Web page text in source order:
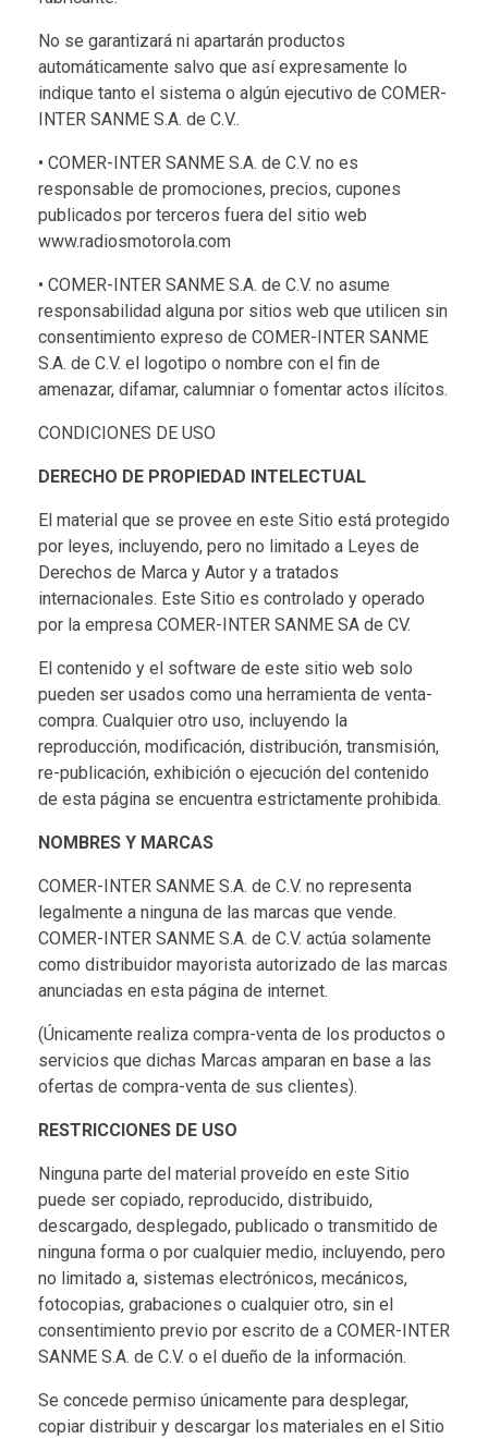
No se garantizará ni apartarán productos
automáticamente salvo que así expresamente lo
indique tanto el sistema o algún ejecutivo de COMER-
INTER SANME S.A. de C.V..
• COMER-INTER SANME S.A. de C.V. no es
responsable de promociones, precios, cupones
publicados por terceros fuera del sitio web
www.radiosmotorola.com
• COMER-INTER SANME S.A. de C.V. no asume
responsabilidad alguna por sitios web que utilicen sin
consentimiento expreso de COMER-INTER SANME
S.A. de C.V. el logotipo o nombre con el fin de
amenazar, difamar, calumniar o fomentar actos ilícitos.
CONDICIONES DE USO
DERECHO DE PROPIEDAD INTELECTUAL
El material que se provee en este Sitio está protegido
por leyes, incluyendo, pero no limitado a Leyes de
Derechos de Marca y Autor y a tratados
internacionales. Este Sitio es controlado y operado
por la empresa COMER-INTER SANME SA de CV.
El contenido y el software de este sitio web solo
pueden ser usados como una herramienta de venta-
compra. Cualquier otro uso, incluyendo la
reproducción, modificación, distribución, transmisión,
re-publicación, exhibición o ejecución del contenido
de esta página se encuentra estrictamente prohibida.
NOMBRES Y MARCAS
COMER-INTER SANME S.A. de C.V. no representa
legalmente a ninguna de las marcas que vende.
COMER-INTER SANME S.A. de C.V. actúa solamente
como distribuidor mayorista autorizado de las marcas
anunciadas en esta página de internet.
(Únicamente realiza compra-venta de los productos o
servicios que dichas Marcas amparan en base a las
ofertas de compra-venta de sus clientes).
RESTRICCIONES DE USO
Ninguna parte del material proveído en este Sitio
puede ser copiado, reproducido, distribuido,
descargado, desplegado, publicado o transmitido de
ninguna forma o por cualquier medio, incluyendo, pero
no limitado a, sistemas electrónicos, mecánicos,
fotocopias, grabaciones o cualquier otro, sin el
consentimiento previo por escrito de a COMER-INTER
SANME S.A. de C.V. o el dueño de la información.
Se concede permiso únicamente para desplegar,
copiar distribuir y descargar los materiales en el Sitio